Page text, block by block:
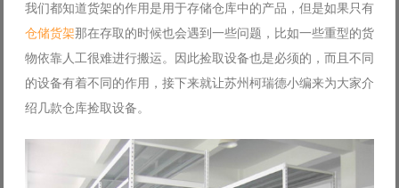
我们都知道货架的作用是用于存储仓库中的产品，但是如果只有
仓储货架那在存取的时候也会遇到一些问题，比如一些重型的货
物依靠人工很难进行搬运。因此捡取设备也是必须的，而且不同
的设备有着不同的作用，接下来就让苏州柯瑞德小编来为大家介
绍几款仓库捡取设备。
Log in with Facebook
Forgot your password?
Forgot your username?